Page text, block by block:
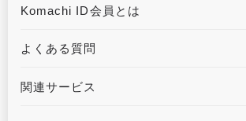
&Komachiとは
Komachi ID会員とは
よくある質問
関連サービス